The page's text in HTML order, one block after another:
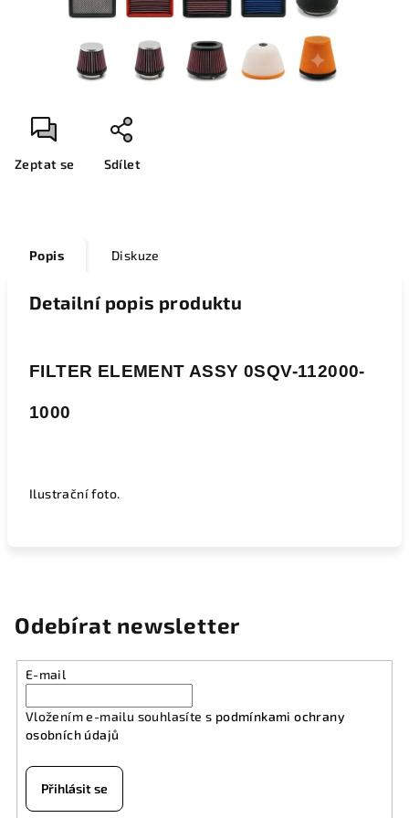
Zeptat se Sdílet
Popis Diskuze
Detailní popis produktu
FILTER ELEMENT ASSY 0SQV-112000-
1000
Ilustrační foto.
Odebírat newsletter
E-mail
Vložením e-mailu souhlasíte s podmínkami ochrany
osobních údajů
Přihlásit se